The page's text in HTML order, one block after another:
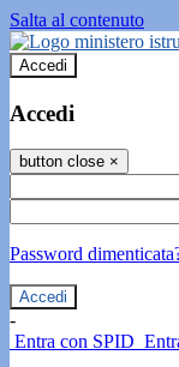
Salta al contenuto
Accedi
Accedi
button close ×
Password
-
Entra con SPID